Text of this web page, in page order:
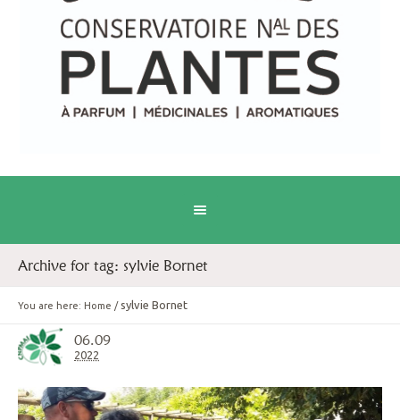
Archive for tag: sylvie Bornet
You are here: Home / sylvie Bornet
06.09
2022